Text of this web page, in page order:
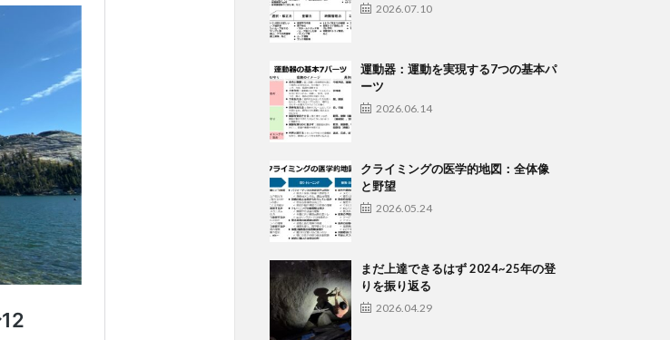
2026.07.10
運動器：運動を実現する7つの基本パ
ーツ
2026.06.14
クライミングの医学的地図：全体像
と野望
2026.05.24
まだ上達できるはず 2024~25年の登
りを振り返る
2026.04.29